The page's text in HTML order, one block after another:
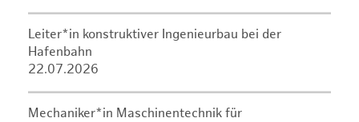
Leiter*in konstruktiver Ingenieurbau bei der
Hafenbahn
22.07.2026
Mechaniker*in Maschinentechnik für